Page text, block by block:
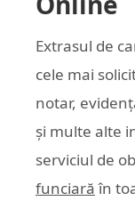
Extrasul de
cele mai
notar,
și multe alte
serviciul de
funciară în